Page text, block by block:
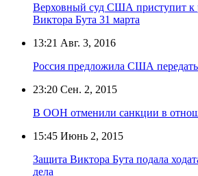
Верховный суд США приступит к
Виктора Бута 31 марта
13:21 Авг. 3, 2016
Россия предложила США
23:20 Сен. 2, 2015
В ООН отменили санкции в
15:45 Июнь 2, 2015
Защита Виктора Бута подала
дела